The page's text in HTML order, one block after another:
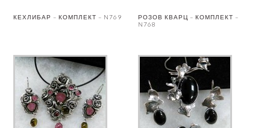
КЕХЛИБАР – КОМПЛЕКТ – N769
РОЗОВ КВАРЦ – КОМПЛЕКТ –
N768